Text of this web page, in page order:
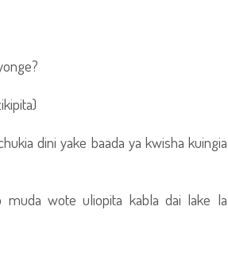
dini yake baada ya kwisha kuingia
muda wote uliopita kabla dai lake la